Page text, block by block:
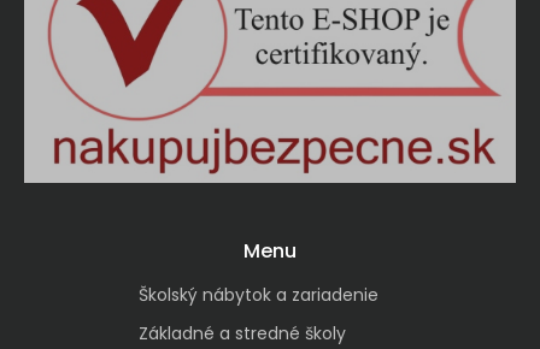
Menu
Školský nábytok a zariadenie
Základné a stredné školy